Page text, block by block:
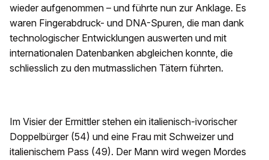
wieder aufgenommen – und führte nun zur Anklage. Es
waren Fingerabdruck- und DNA-Spuren, die man dank
technologischer Entwicklungen auswerten und mit
internationalen Datenbanken abgleichen konnte, die
schliesslich zu den mutmasslichen Tätern führten.
Im Visier der Ermittler stehen ein italienisch-ivorischer
Doppelbürger (54) und eine Frau mit Schweizer und
italienischem Pass (49). Der Mann wird wegen Mordes